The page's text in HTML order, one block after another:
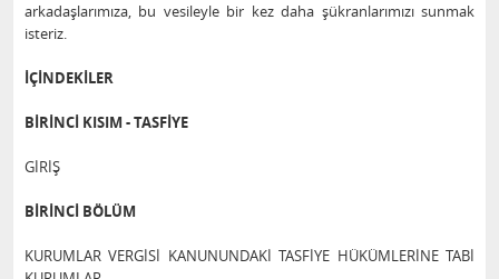
arkadaşlarımıza, bu vesileyle bir kez daha şükranlarımızı sunmak
isteriz.
İÇİNDEKİLER
BİRİNCİ KISIM - TASFİYE
GİRİŞ
BİRİNCİ BÖLÜM
KURUMLAR VERGİSİ KANUNUNDAKİ TASFİYE HÜKÜMLERİNE TABİ